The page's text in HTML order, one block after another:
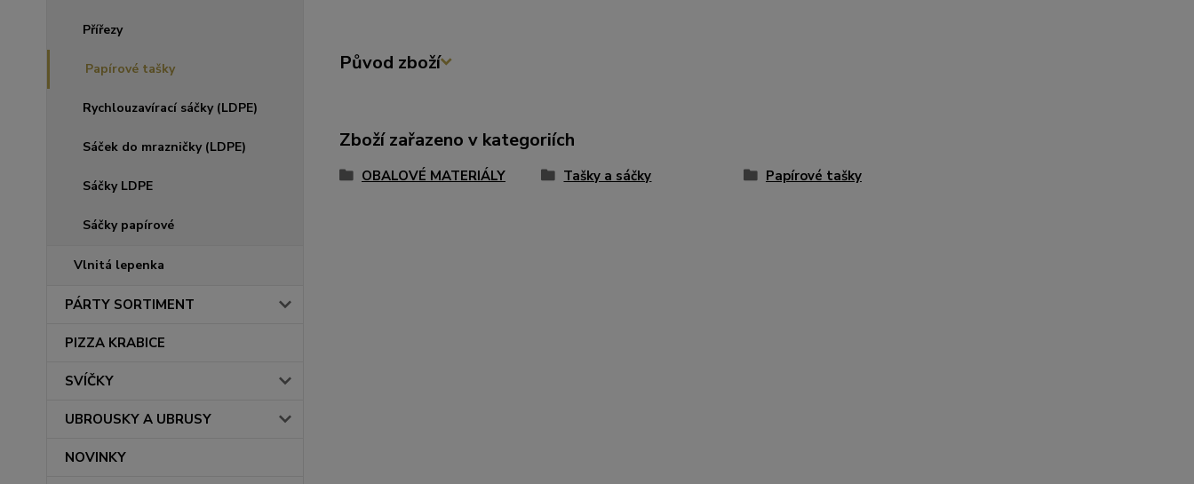
Přířezy
Papírové tašky
Rychlouzavírací sáčky (LDPE)
Sáček do mrazničky (LDPE)
Sáčky LDPE
Sáčky papírové
Vlnitá lepenka
PÁRTY SORTIMENT
PIZZA KRABICE
SVÍČKY
UBROUSKY A UBRUSY
NOVINKY
Původ zboží
Zboží zařazeno v kategoriích
OBALOVÉ MATERIÁLY Tašky a sáčky Papírové tašky